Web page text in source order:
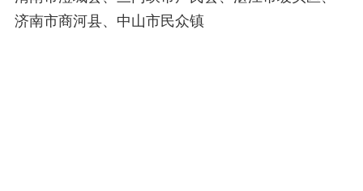
济南市商河县、中山市民众镇